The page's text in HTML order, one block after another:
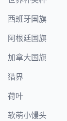
西班牙国旗
阿根廷国旗
加拿大国旗
猎界
荷叶
软萌小馒头